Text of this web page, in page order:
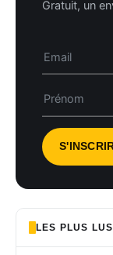
Gratuit, un
LES PLUS LUS